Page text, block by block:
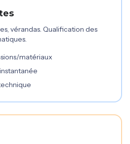
vérandas. Qualification des
matériaux